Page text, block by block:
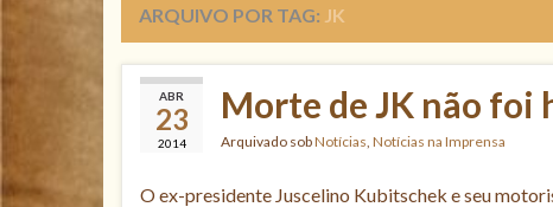
ARQUIVO POR TAG: JK
ABR
23
2014
Morte de JK não foi
Arquivado sobNotícias, Notícias na Imprensa
O ex-presidente Juscelino Kubitschek e seu